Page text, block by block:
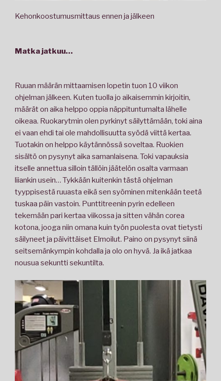
Kehonkoostumusmittaus ennen ja jälkeen
Matka jatkuu…
Ruuan määrän mittaamisen lopetin tuon 10 viikon
ohjelman jälkeen. Kuten tuolla jo aikaisemmin kirjoitin,
määrät on aika helppo oppia näppituntumalta lähelle
oikeaa. Ruokarytmin olen pyrkinyt säilyttämään, toki aina
ei vaan ehdi tai ole mahdollisuutta syödä viittä kertaa.
Tuotakin on helppo käytännössä soveltaa. Ruokien
sisältö on pysynyt aika samanlaisena. Toki vapauksia
itselle annettua silloin tällöin jäätelön osalta varmaan
liiankin usein… Tykkään kuitenkin tästä ohjelman
tyyppisestä ruuasta eikä sen syöminen mitenkään teetä
tuskaa päin vastoin. Punttitreenin pyrin edelleen
tekemään pari kertaa viikossa ja sitten vähän corea
kotona, jooga niin omana kuin työn puolesta ovat tietysti
säilyneet ja päivittäiset Elmoilut. Paino on pysynyt siinä
seitsemänkympin kohdalla ja olo on hyvä. Ja ikä jatkaa
nousua sekuntti sekuntilta.